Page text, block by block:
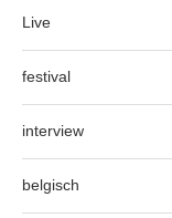
Live
festival
interview
belgisch